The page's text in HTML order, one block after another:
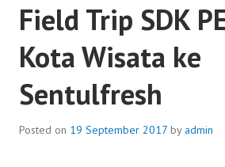
Field Trip SDK
Kota Wisata ke
Sentulfresh
Posted on 19 September 2017 by admin